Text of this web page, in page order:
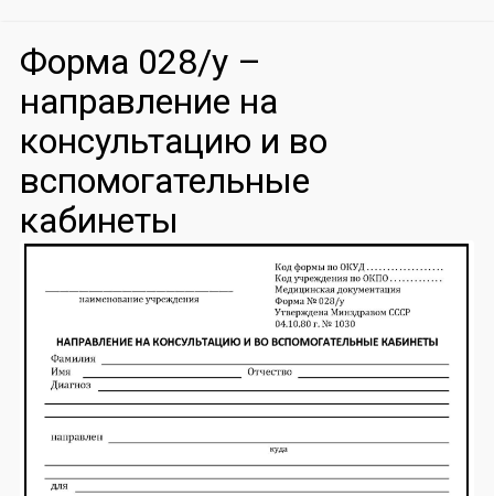
Форма 028/у –
направление на
консультацию и во
вспомогательные
кабинеты